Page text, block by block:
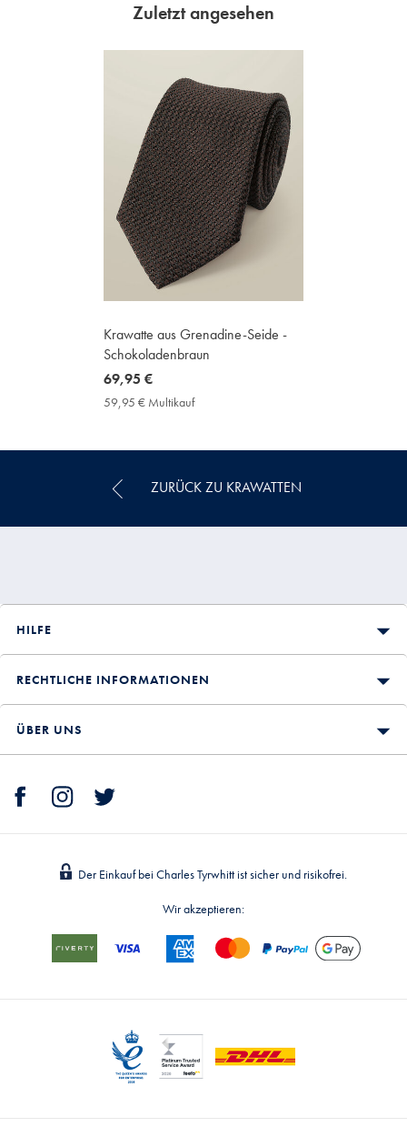
Zuletzt angesehen
Krawatte aus Grenadine-Seide -
Schokoladenbraun
now
69,95
69,95 €
59,95 € Multikauf59,95
Price
ZURÜCK ZU KRAWATTEN
HILFE
RECHTLICHE INFORMATIONEN
ÜBER UNS
Der Einkauf bei Charles Tyrwhitt ist sicher und risikofrei.
Wir akzeptieren: